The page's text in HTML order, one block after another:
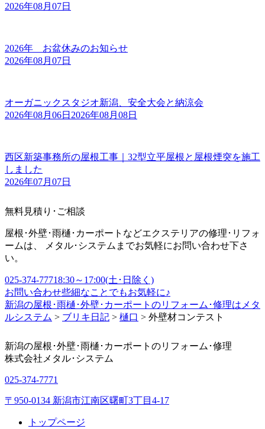
2026年08月07日
2026年 お盆休みのお知らせ
2026年08月07日
オーガニックスタジオ新潟、安全大会と納涼会
2026年08月06日 2026年08月08日
西区新築事務所の屋根工事｜32型立平屋根と屋根煙突を施工
しました
2026年07月07日
無料見積り･ご相談
屋根･外壁･雨樋･カーポートなどエクステリアの修理･リフォ
ームは、 メタル･システムまでお気軽にお問い合わせ下さ
い。
025-374-77718:30～17:00(土･日除く)
お問い合わせ些細なことでもお気軽に♪
新潟の屋根･雨樋･外壁･カーポートのリフォーム･修理はメタ
ルシステム > ブリキ日記 > 樋口 > 外壁材コンテスト
新潟の屋根･外壁･雨樋･カーポートのリフォーム･修理
株式会社 メタル･システム
025-374-7771
〒950-0134 新潟市江南区曙町3丁目4-17
トップページ